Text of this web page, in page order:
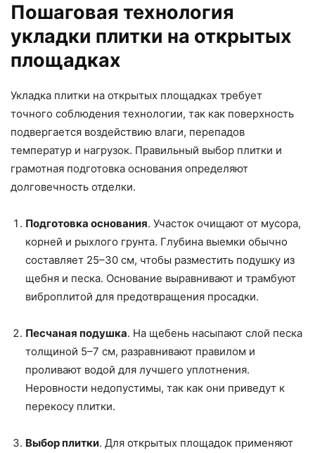
Пошаговая технология
укладки плитки на открытых
площадках
Укладка плитки на открытых площадках требует
точного соблюдения технологии, так как поверхность
подвергается воздействию влаги, перепадов
температур и нагрузок. Правильный выбор плитки и
грамотная подготовка основания определяют
долговечность отделки.
Подготовка основания. Участок очищают от мусора,
корней и рыхлого грунта. Глубина выемки обычно
составляет 25–30 см, чтобы разместить подушку из
щебня и песка. Основание выравнивают и трамбуют
виброплитой для предотвращения просадки.
Песчаная подушка. На щебень насыпают слой песка
толщиной 5–7 см, разравнивают правилом и
проливают водой для лучшего уплотнения.
Неровности недопустимы, так как они приведут к
перекосу плитки.
Выбор плитки. Для открытых площадок применяют